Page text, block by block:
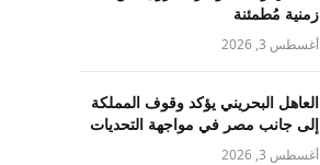
زمنية مُطمئنة
أغسطس 3, 2026
العاهل البحريني يؤكد وقوف المملكة
إلى جانب مصر في مواجهة التحديات
أغسطس 3, 2026